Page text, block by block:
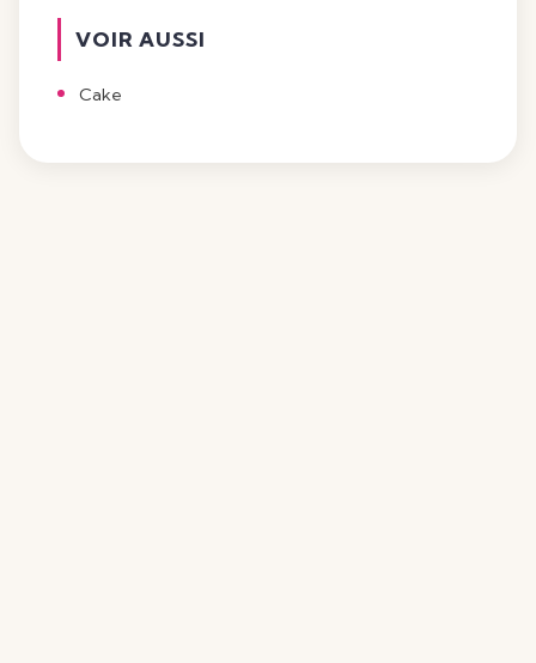
VOIR AUSSI
Cake